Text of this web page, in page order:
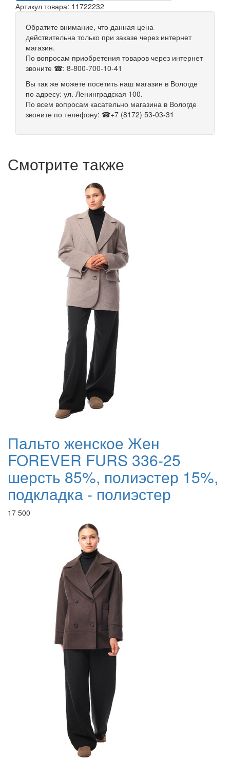
Артикул товара: 11722232
Обратите внимание, что данная цена
действительна только при заказе через интернет
магазин.
По вопросам приобретения товаров через интернет
звоните ☎: 8-800-700-10-41
Вы так же можете посетить наш магазин в Вологде
по адресу: ул. Ленинградская 100.
По всем вопросам касательно магазина в Вологде
звоните по телефону: ☎+7 (8172) 53-03-31
Смотрите также
Пальто женское Жен
FOREVER FURS 336-25
шерсть 85%, полиэстер 15%,
подкладка - полиэстер
17 500